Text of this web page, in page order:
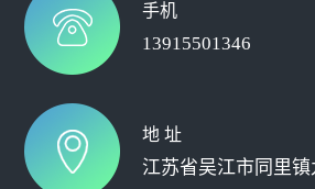
手机
13915501346
地 址
江苏省吴江市同里镇